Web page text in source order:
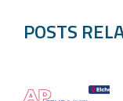
POSTS